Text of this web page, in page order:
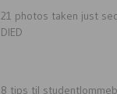
21 photos taken just
DIED
8 tips til